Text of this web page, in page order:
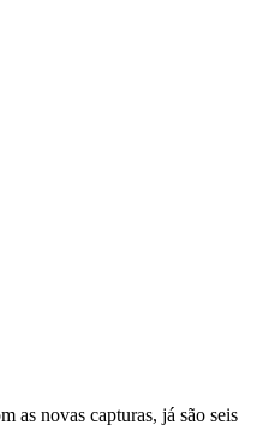
as novas capturas, já são seis